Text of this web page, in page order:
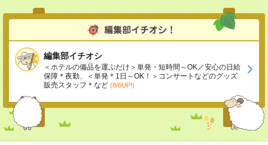
編集部イチオシ
＜ホテルの備品を運ぶだけ＞単発・短時間～OK／安心の日給
保障＊夜勤、＜単発＊1日～OK！＞コンサートなどのグッズ
販売スタッフ＊など (8/6UP!)